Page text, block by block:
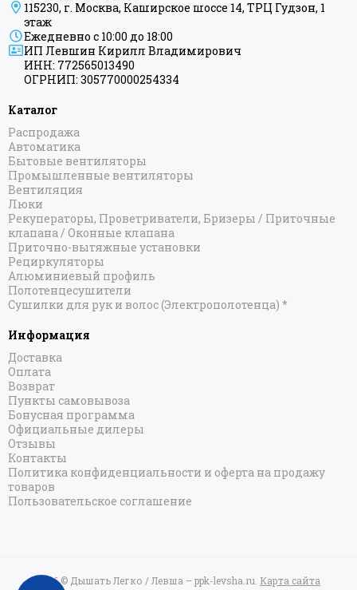
115230, г. Москва, Каширское шоссе 14, ТРЦ Гудзон, 1
этаж
Ежедневно с 10:00 до 18:00
ИП Левшин Кирилл Владимирович
ИНН: 772565013490
ОГРНИП: 305770000254334
Каталог
Распродажа
Автоматика
Бытовые вентиляторы
Промышленные вентиляторы
Вентиляция
Люки
Рекуператоры, Проветриватели, Бризеры / Приточные
клапана / Оконные клапана
Приточно-вытяжные установки
Рециркуляторы
Алюминиевый профиль
Полотенцесушители
Сушилки для рук и волос (Электрополотенца) *
Информация
Доставка
Оплата
Возврат
Пункты самовывоза
Бонусная программа
Официальные дилеры
Отзывы
Контакты
Политика конфиденциальности и оферта на продажу
товаров
Пользовательское соглашение
2026 © Дышать Легко / Левша – ppk-levsha.ru. Карта сайта